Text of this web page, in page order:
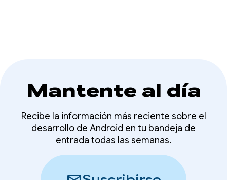
Mantente al día
Recibe la información más reciente sobre el
desarrollo de Android en tu bandeja de
entrada todas las semanas.